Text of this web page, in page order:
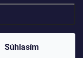
Súhlasím
práva vyhradené.